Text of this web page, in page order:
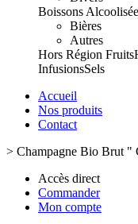
Boissons
Bières
Autres
Hors Région Fruits
InfusionsSels
Accueil
Nos produits
Contact
> Champagne Bio Brut "
Accès direct
Commander
Mon compte